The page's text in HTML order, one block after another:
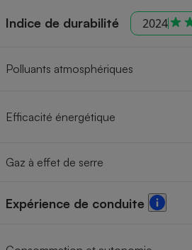
Indice de durabilité 2024
Polluants atmosphériques
Efficacité énergétique
Gaz à effet de serre
Expérience de conduite